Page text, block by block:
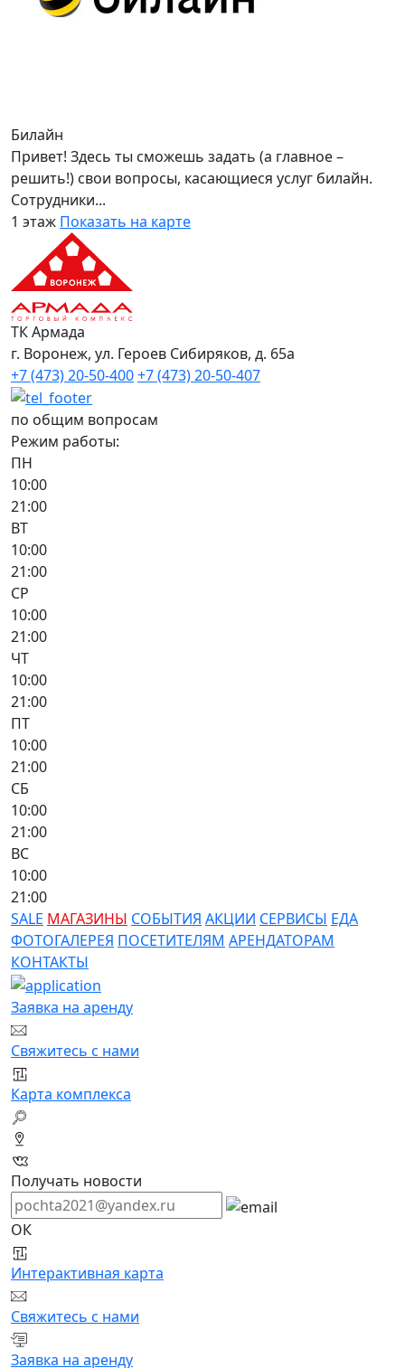
Билайн
Привет! Здесь ты сможешь задать (а главное –
решить!) свои вопросы, касающиеся услуг билайн.
Сотрудники...
1 этаж Показать на карте
ТК Армада
г. Воронеж, ул. Героев Сибиряков, д. 65а
+7 (473) 20-50-400+7 (473) 20-50-407
по общим вопросам
Режим работы:
ПН
10:00
21:00
ВТ
10:00
21:00
СР
10:00
21:00
ЧТ
10:00
21:00
ПТ
10:00
21:00
СБ
10:00
21:00
ВС
10:00
21:00
SALE МАГАЗИНЫ СОБЫТИЯ АКЦИИ СЕРВИСЫ ЕДА
ФОТОГАЛЕРЕЯ ПОСЕТИТЕЛЯМ АРЕНДАТОРАМ
КОНТАКТЫ
Заявка на аренду
Свяжитесь с нами
Карта комплекса
Получать новости
ОК
Интерактивная карта
Свяжитесь с нами
Заявка на аренду